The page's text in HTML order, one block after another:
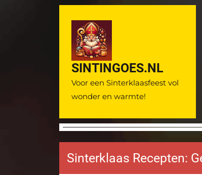
SINTINGOES.NL
Voor een Sinterklaasfeest vol
wonder en warmte!
Sinterklaas Recepten: